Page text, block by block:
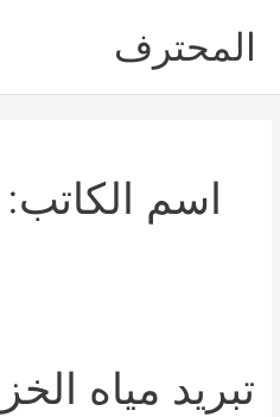
المحترف
اسم الكاتب: admin-au
تبريد مياه